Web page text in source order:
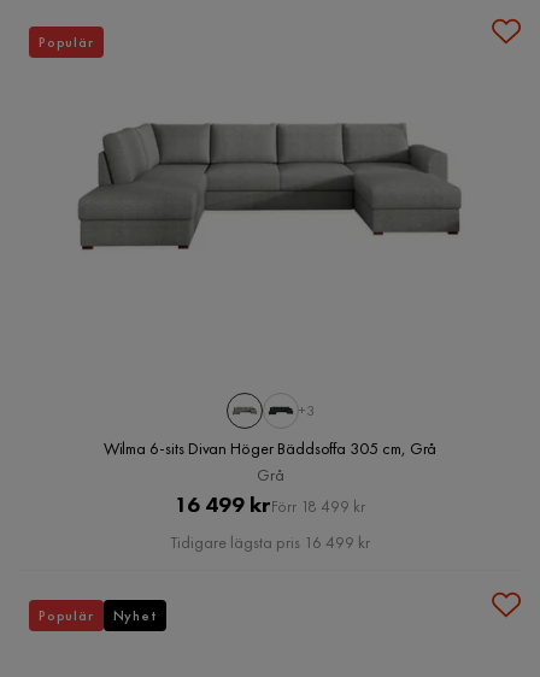
+3
Wilma 6-sits Divan Höger Bäddsoffa 305 cm, Grå
Grå
Pris
16 499 krOriginal
Pris
Förr 18 499 kr
Tidigare lägsta pris 16 499 kr
Populär
Populär Nyhet